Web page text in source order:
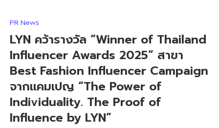
PR News
LYN คว้ารางวัล “Winner of Thailand
Influencer Awards 2025” สาขา
Best Fashion Influencer Campaign
จากแคมเปญ “The Power of
Individuality. The Proof of
Influence by LYN”